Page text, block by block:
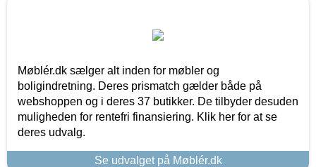
Møblér.dk sælger alt inden for møbler og
boligindretning. Deres prismatch gælder både på
webshoppen og i deres 37 butikker. De tilbyder desuden
muligheden for rentefri finansiering. Klik her for at se
deres udvalg.
Se udvalget på Møblér.dk